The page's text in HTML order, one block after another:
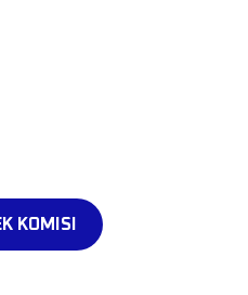
KOMISI